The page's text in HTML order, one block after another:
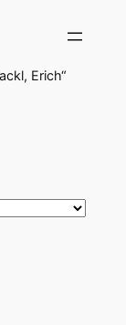
Erich“